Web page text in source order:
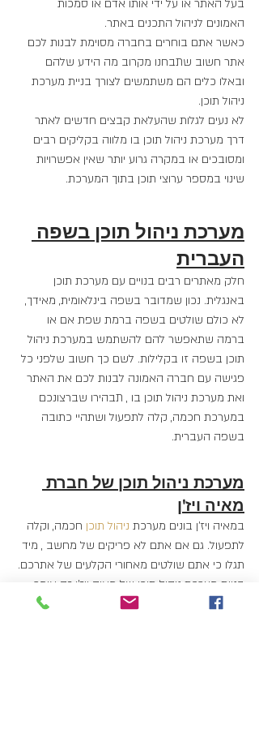
בעל האתר או על ידי אותו אדם או סמכות
האמונים לניהול התכנים באתר.
כאשר אתם בוחרים בחברה מסוימת לבנות לכם
אתר חשוב שתבחנו מקרוב מה הידע שלהם
ובאלו כלים הם משתמשים לצורך בניית מערכת
ניהול תוכן.
לא נעים לגלות שהעלאת קבצים חדשים לאתר
דרך מערכת ניהול תוכן בו מלווה בקליקים רבים
ומסובכים או במקרה גרוע יותר שאין אפשרויות
שינוי במספר ערוצי תוכן בתוך המערכת.
מערכת ניהול תוכן בשפה
העברית
חלק מאתרים רבים בנויים עם מערכת תוכן
באנגלית. נכון שמדובר בשפה בינלאומית, מאידך,
לא כולם שולטים בשפה ברמת שפת אם או
ברמה שתאפשר להם להשתמש במערכת ניהול
תוכן בשפה זו בקלילות. לשם כך חשוב שלפני כל
פגישה עם חברה האמונה לבנות לכם את האתר
ואת מערכת ניהול תוכן בו , תבהירו שברצונכם
במערכת חכמה, קלה לתפעול ושתהיי כתובה
בשפה העברית.
מערכת ניהול תוכן של חברת
מאיה ויז'ן
במאיה ויז'ן בונים מערכת ניהול תוכן חכמה, וקלה
לתפעול. גם אם אתם לא פריקים של מחשב , מיד
תגלו כי אתם שולטים מאחורי הקלעים של אתרכם.
בניית מערכת ניהול תוכן של מאיה ויז'ן זה אומר
שאתם הופכים להיות עצמאיים לחלוטין בניהול